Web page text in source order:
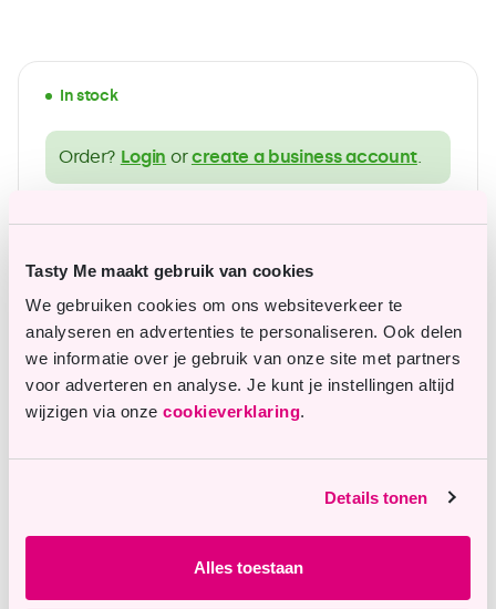
Tasty Me maakt gebruik van cookies
We gebruiken cookies om ons websiteverkeer te
analyseren en advertenties te personaliseren. Ook delen
we informatie over je gebruik van onze site met partners
voor adverteren en analyse. Je kunt je instellingen altijd
wijzigen via onze cookieverklaring.
Details tonen
Alles toestaan
In stock
Order? Login orcreate a business account.
wide range of gluten-free products
Affordable top quality
Questions or remarks?
Our customer service is happy to assist you.